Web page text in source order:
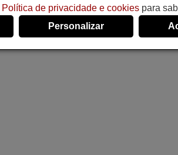
Política de privacidade e cookies para
Personalizar